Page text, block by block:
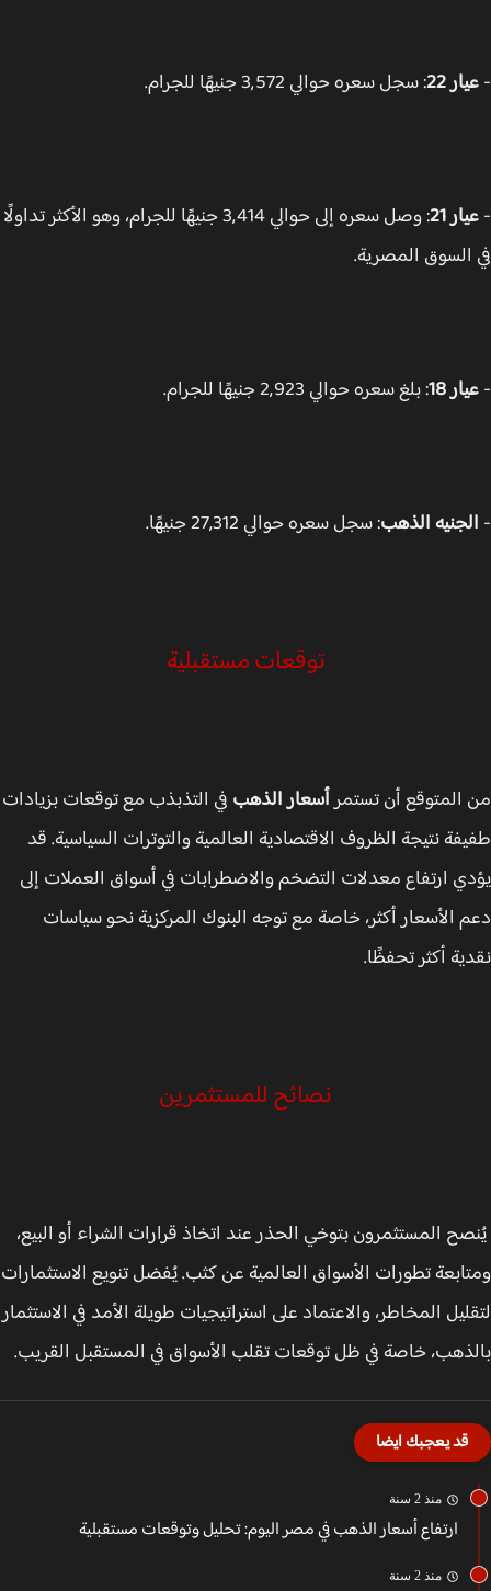
22 : سجل سعره حوالي 3,572 جنيهًا للجرام.
21
: وصل سعره إلى حوالي 3,414 جنيهًا للجرام، وهو الأكثر تداولًا
المصرية.
18 : بلغ سعره حوالي 2,923 جنيهًا للجرام.
الذهب: سجل سعره حوالي 27,312 جنيهًا.
توقعات مستقبلية
أن تستمرأسعار الذهبفي التذبذب مع توقعات بزيادات
نتيجة الظروف الاقتصادية العالمية والتوترات السياسية. قد
ارتفاع معدلات التضخم والاضطرابات في أسواق العملات إلى
الأسعار أكثر، خاصة مع توجه البنوك المركزية نحو سياسات
أكثر تحفظًا.
نصائح للمستثمرين
المستثمرون بتوخي الحذر عند اتخاذ قرارات الشراء أو البيع،
تطورات الأسواق العالمية عن كثب. يُفضل تنويع الاستثمارات
المخاطر، والاعتماد على استراتيجيات طويلة الأمد في الاستثمار
خاصة في ظل توقعات تقلب الأسواق في المستقبل القريب.
قد يعجبك ايضا
منذ 2 سنة
ارتفاع أسعار الذهب في مصر اليوم: تحليل وتوقعات مستقبلية
منذ 2 سنة